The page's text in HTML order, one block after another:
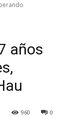
años
0
960